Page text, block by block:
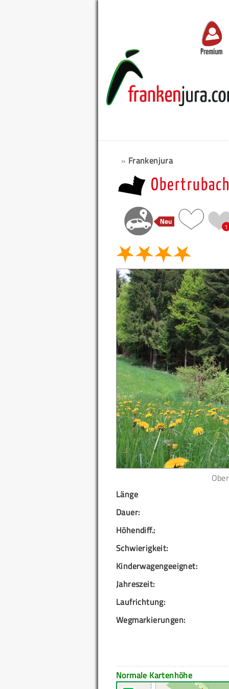
Premium
» Frankenjura
1
Länge
Dauer:
Höhendiff.:
Schwierigkeit:
Kinderwagengeeignet:
Jahreszeit:
Laufrichtung:
Wegmarkierungen:
Normale Kartenhöhe